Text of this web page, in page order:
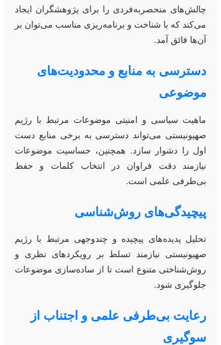
چالش‌های منحصربه‌فردی را برای پژوهشگران ایجاد
می‌کند که با شناخت و برنامه‌ریزی مناسب می‌توان بر
آن‌ها فائق آمد.
دسترسی به منابع و محدودیت‌های
موضوعی
ماهیت سیاسی و امنیتی موضوعات مرتبط با رژیم
صهیونیستی می‌تواند دسترسی به برخی منابع دست
اول را دشوار سازد. همچنین، حساسیت موضوعات
نیازمند دقت فراوان در انتخاب کلمات و حفظ
بی‌طرفی علمی است.
پیچیدگی‌های روش‌شناسی
تحلیل پدیده‌های پیچیده و چندوجهی مرتبط با رژیم
صهیونیستی نیازمند تسلط بر رویکردهای نظری و
روش‌شناختی متنوع است تا از ساده‌سازی موضوعات
جلوگیری شود.
رعایت بی‌طرفی علمی و اجتناب از
سوگیری